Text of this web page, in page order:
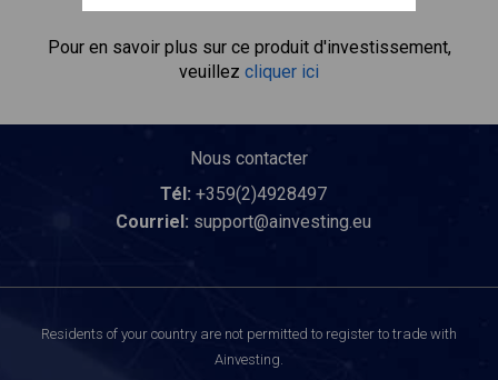
Pour en savoir plus sur ce produit d'investissement,
veuillez cliquer ici
Nous contacter
Tél: +359(2)4928497
Courriel: support@ainvesting.eu
Residents of your country are not permitted to register to trade with
Ainvesting.